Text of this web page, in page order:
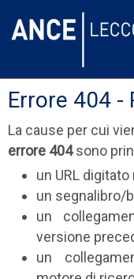
Errore 404 -
La cause per cui
errore 404sono
un URL digitato
un segnalibro/
un
versione
un